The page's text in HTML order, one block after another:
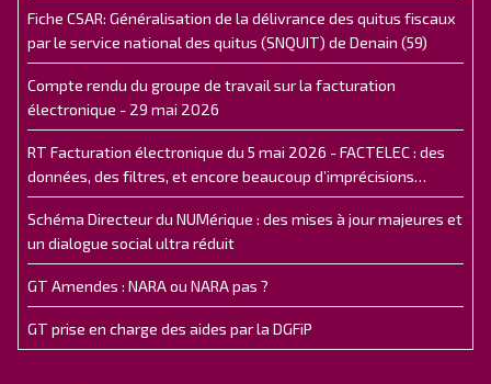
Fiche CSAR: Généralisation de la délivrance des quitus fiscaux
par le service national des quitus (SNQUIT) de Denain (59)
Compte rendu du groupe de travail sur la facturation
électronique - 29 mai 2026
RT Facturation électronique du 5 mai 2026 - FACTELEC : des
données, des filtres, et encore beaucoup d’imprécisions…
Schéma Directeur du NUMérique : des mises à jour majeures et
un dialogue social ultra réduit
GT Amendes : NARA ou NARA pas ?
GT prise en charge des aides par la DGFiP